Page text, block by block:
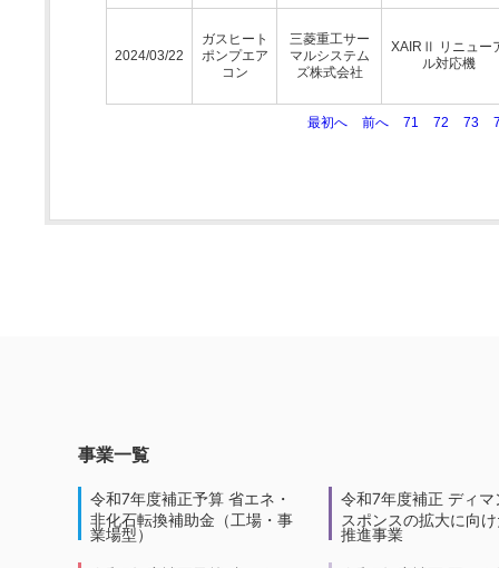
2024/03/22
ガスヒート
ポンプエア
コン
三菱重工サー
マルシステム
ズ株式会社
XAIRⅡ リニュー
ル対応機
最初へ 前へ 71 72 73
事業一覧
令和7年度補正予算 省エネ・
非化石転換補助金（工場・事
業場型）
令和7年度補正 ディマ
スポンスの拡大に向
推進事業